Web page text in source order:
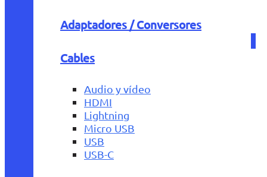
Adaptadores / Conversores
Cables
Audio y vídeo
HDMI
Lightning
Micro USB
USB
USB-C